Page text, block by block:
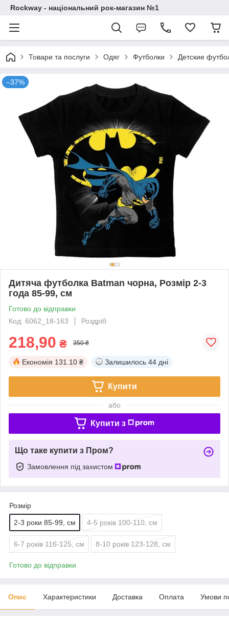
Rockway - національний рок-магазин №1
Товари та послуги Одяг Футболки Детские
–37%
Дитяча футболка Batman чорна, Розмір 2-3
года 85-99, см
Готово до відправки
Код: 6062_18-163
Роздріб
218,90 ₴ 350 ₴
Економія 131.10 ₴ Залишилось 44 дні
Купити
або
Купити з
Що таке купити з Пром?
Замовлення під захистом
Розмір
2-3 роки 85-99, см 4-5 років 100-110, см
6-7 років 116-125, см 8-10 років 123-128, см
Готово до відправки
Опис Характеристики Доставка Оплата Умови